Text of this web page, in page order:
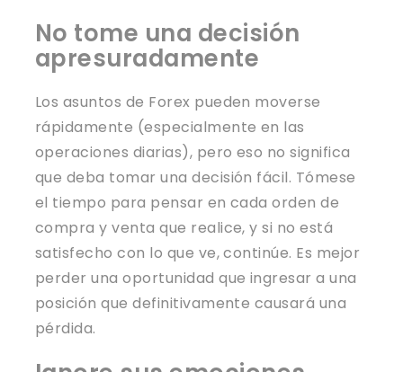
No tome una decisión
apresuradamente
Los asuntos de Forex pueden moverse
rápidamente (especialmente en las
operaciones diarias), pero eso no significa
que deba tomar una decisión fácil. Tómese
el tiempo para pensar en cada orden de
compra y venta que realice, y si no está
satisfecho con lo que ve, continúe. Es mejor
perder una oportunidad que ingresar a una
posición que definitivamente causará una
pérdida.